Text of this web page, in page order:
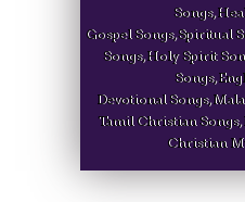
Songs,
Gospel Songs, Spiritual
Songs, Holy Spirit
Songs,
Devotional Songs,
Tamil Christian
Christian